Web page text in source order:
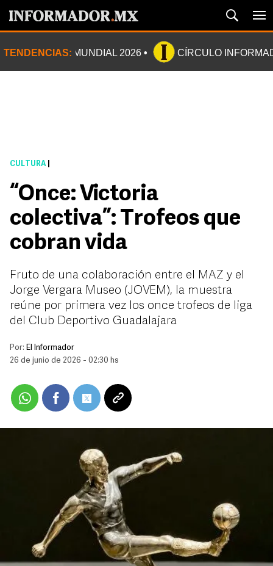
TENDENCIAS: MUNDIAL 2026 CÍRCULO
CULTURA
“Once: Victoria
colectiva”: Trofeos que
cobran vida
Fruto de una colaboración entre el MAZ y el
Jorge Vergara Museo (JOVEM), la muestra
reúne por primera vez los once trofeos de liga
del Club Deportivo Guadalajara
Por: El Informador
26 de junio de 2026 - 02:30 hs